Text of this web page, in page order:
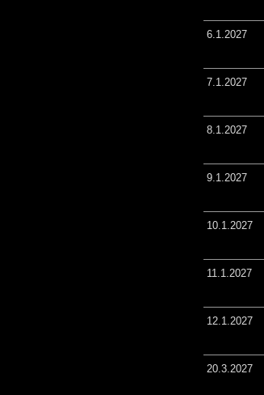
6.1.2027
7.1.2027
8.1.2027
9.1.2027
10.1.2027
11.1.2027
12.1.2027
20.3.2027